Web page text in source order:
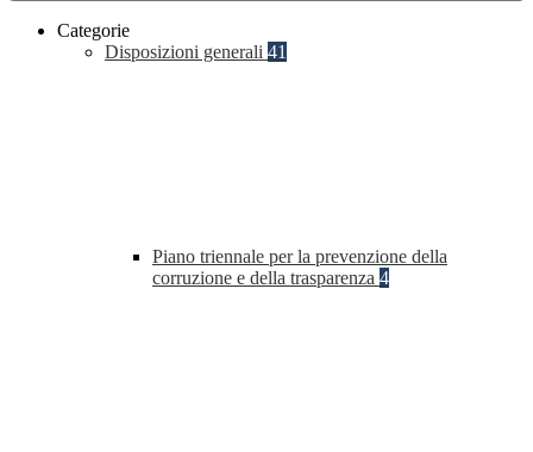
Categorie
Disposizioni generali 41
Piano triennale per la prevenzione della
corruzione e della trasparenza 4